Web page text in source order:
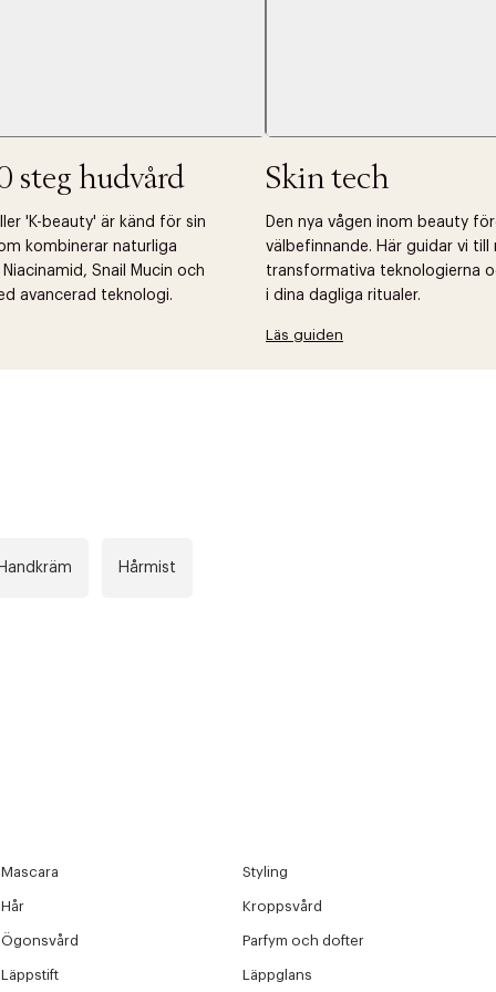
steg hudvård
'K-beauty' är känd för sin
kombinerar naturliga
Snail Mucin och
avancerad teknologi.
Skin tech
Den nya vågen inom beauty
välbefinnande. Här guidar vi till
transformativa teknologierna
i dina dagliga ritualer.
Läs guiden
Hårmist
Mascara Styling
Hår Kroppsvård
Ögonsvård Parfym och dofter
Läppstift Läppglans